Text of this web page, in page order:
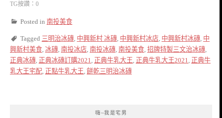
TG按讚：0
Posted in 南投美食
Tagged 三明治冰磚, 中興新村 冰磚, 中興新村冰店, 中興新村冰磚, 中
興新村美食, 冰磚, 南投冰店, 南投冰磚, 南投美食, 招牌特製三文治冰磚,
正典冰磚, 正典冰磚訂購2021, 正典牛乳大王, 正典牛乳大王2021, 正典牛
乳大王宅配, 正點牛乳大王, 餅乾三明治冰磚
嗨~我是宅男